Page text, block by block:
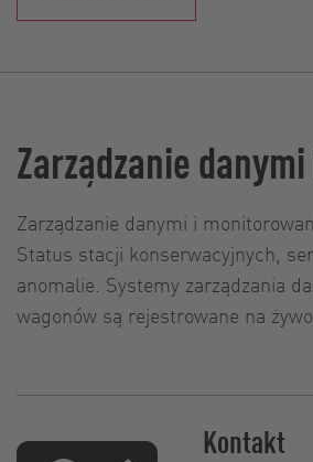
Zarządzanie
Zarządzanie danymi i
Status stacji konserwacyjnych,
anomalie. Systemy zarządzania
wagonów są rejestrowane na
Kontakt